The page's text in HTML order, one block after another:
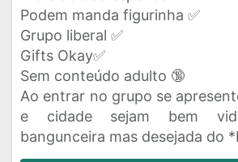
Podem manda figurinha ✅
Grupo liberal ✅
Gifts Okay✅
Sem conteúdo adulto 🔞
Ao entrar no grupo se
e cidade sejam bem
bangunceira mas desejada do